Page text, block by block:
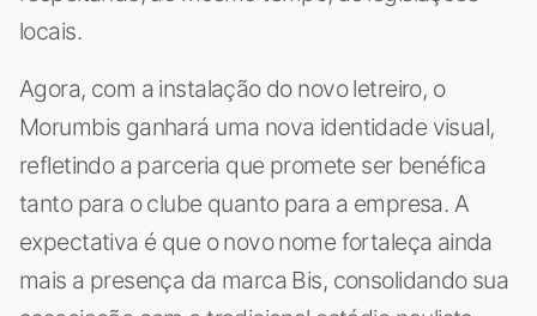
locais.
Agora, com a instalação do novo letreiro, o
Morumbis ganhará uma nova identidade visual,
refletindo a parceria que promete ser benéfica
tanto para o clube quanto para a empresa. A
expectativa é que o novo nome fortaleça ainda
mais a presença da marca Bis, consolidando sua